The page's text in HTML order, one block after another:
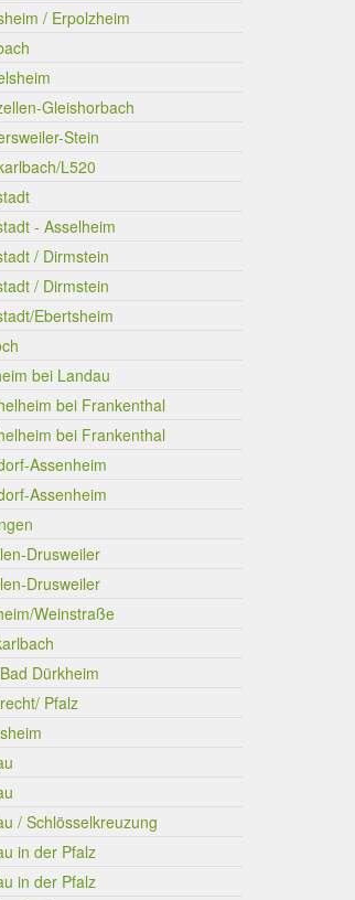
/ Erpolzheim
Gleishorbach
Stein
L520
- Asselheim
/ Dirmstein
/ Dirmstein
Ebertsheim
bei Landau
bei Frankenthal
bei Frankenthal
Assenheim
Assenheim
Drusweiler
Drusweiler
Weinstraße
Dürkheim
Pfalz
/ Schlösselkreuzung
in der Pfalz
in der Pfalz